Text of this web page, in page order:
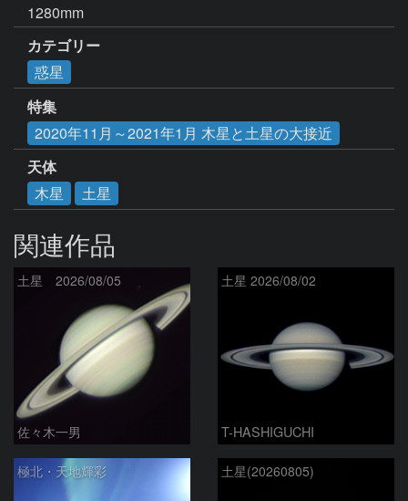
1280mm
カテゴリー
惑星
特集
2020年11月～2021年1月 木星と土星の大接近
天体
木星
土星
関連作品
土星 2026/08/05
佐々木一男
土星 2026/08/02
T-HASHIGUCHI
極北・天地輝彩 土星(20260805)